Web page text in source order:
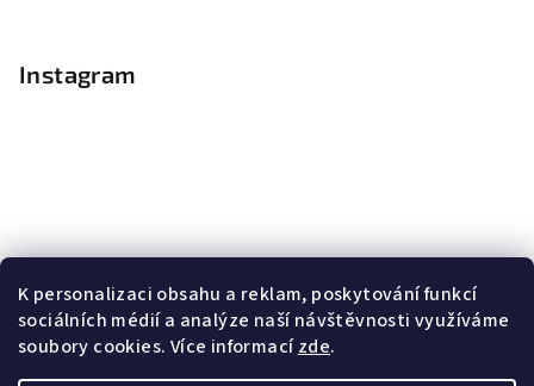
K personalizaci obsahu a reklam, poskytování funkcí
sociálních médií a analýze naší návštěvnosti využíváme
soubory cookies. Více informacízde.
Instagram